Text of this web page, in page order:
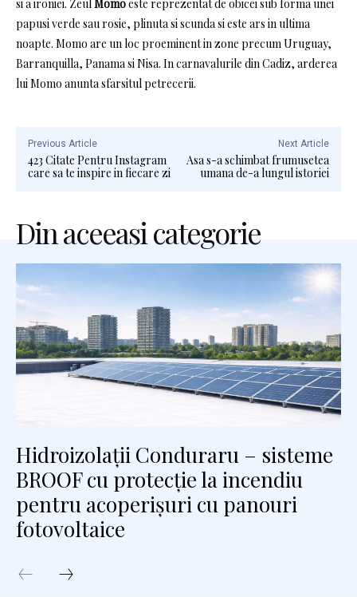
si a ironiei. ZeulMomoeste reprezentat de obicei sub forma unei
papusi verde sau rosie, plinuta si scunda si este ars in ultima
noapte. Momo are un loc proeminent in zone precum Uruguay,
Barranquilla, Panama si Nisa. In carnavalurile din Cadiz, arderea
lui Momo anunta sfarsitul petrecerii.
Previous Article
423 Citate Pentru Instagram
care sa te inspire in fiecare zi
Next Article
Asa s-a schimbat frumusetea
umana de-a lungul istoriei
Din aceeasi categorie
Hidroizolații Conduraru – sisteme
BROOF cu protecție la incendiu
pentru acoperișuri cu panouri
fotovoltaice